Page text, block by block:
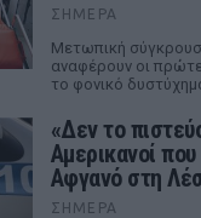
ΣΉΜΕΡΑ
Μετωπική
αναφέρουν οι
το φονικό
«Δεν το
Αμερικανοί
Αφγανό στη
ΣΉΜΕΡΑ